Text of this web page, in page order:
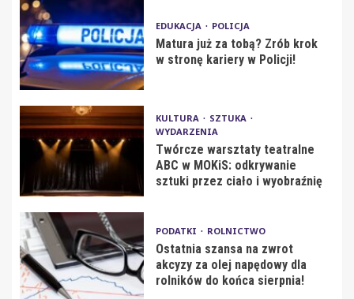
EDUKACJA POLICJA
Matura już za tobą? Zrób krok
w stronę kariery w Policji!
KULTURA
SZTUKA
WYDARZENIA
Twórcze warsztaty teatralne
ABC w MOKiS: odkrywanie
sztuki przez ciało i wyobraźnię
PODATKI ROLNICTWO
Ostatnia szansa na zwrot
akcyzy za olej napędowy dla
rolników do końca sierpnia!